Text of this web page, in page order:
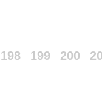
198 199 200